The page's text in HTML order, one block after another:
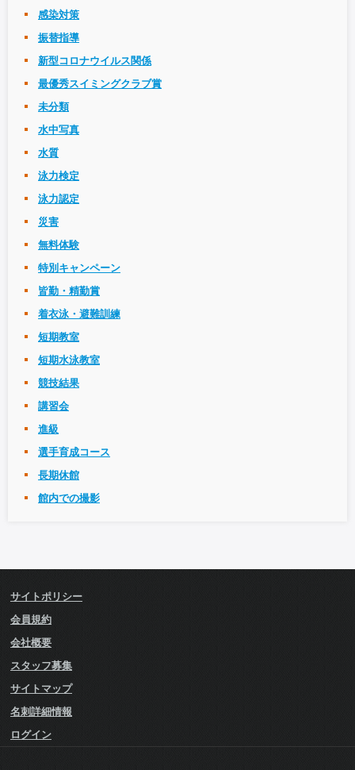
感染対策
振替指導
新型コロナウイルス関係
最優秀スイミングクラブ賞
未分類
水中写真
水質
泳力検定
泳力認定
災害
無料体験
特別キャンペーン
皆勤・精勤賞
着衣泳・避難訓練
短期教室
短期水泳教室
競技結果
講習会
進級
選手育成コース
長期休館
館内での撮影
サイトポリシー
会員規約
会社概要
スタッフ募集
サイトマップ
名刺詳細情報
ログイン